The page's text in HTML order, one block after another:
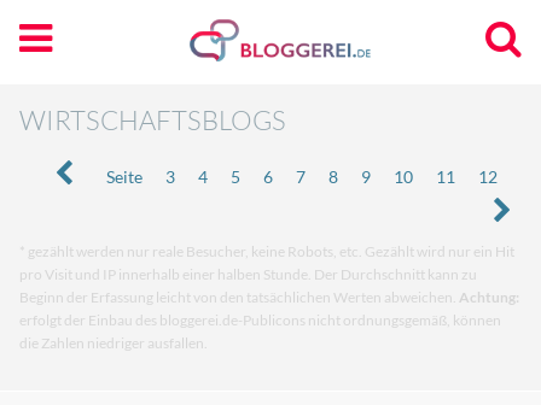
WIRTSCHAFTSBLOGS
Seite 3 4 5 6 7 8 9 10 11 12
* gezählt werden nur reale Besucher, keine Robots, etc. Gezählt wird nur ein Hit
pro Visit und IP innerhalb einer halben Stunde. Der Durchschnitt kann zu
Beginn der Erfassung leicht von den tatsächlichen Werten abweichen. Achtung:
erfolgt der Einbau des bloggerei.de-Publicons nicht ordnungsgemäß, können
die Zahlen niedriger ausfallen.